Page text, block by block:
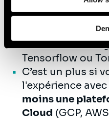
calcul
Hadoop ou
l’expérience
Machine
Tensorflow ou
C’est un plus si
l'expérience avec
moins une
Cloud (GCP,